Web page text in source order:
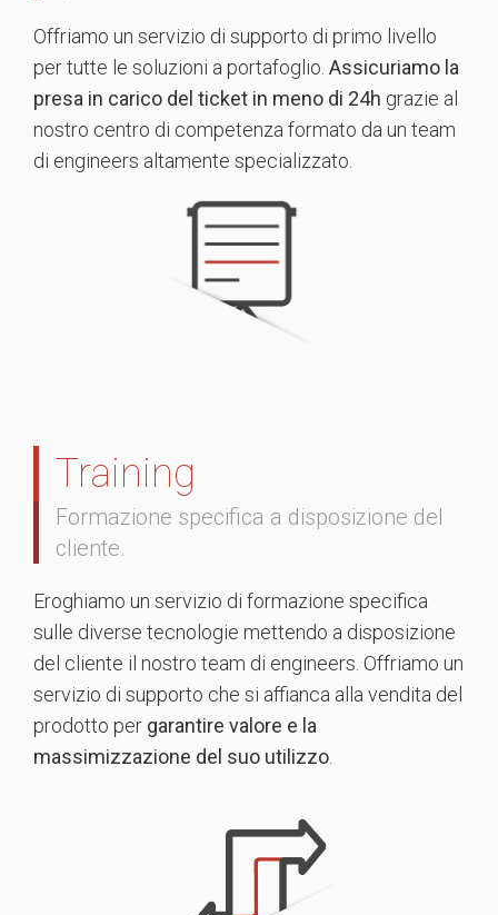
Offriamo un servizio di supporto di primo livello
per tutte le soluzioni a portafoglio. Assicuriamo la
presa in carico del ticket in meno di 24h grazie al
nostro centro di competenza formato da un team
di engineers altamente specializzato.
Training
Formazione specifica a disposizione del
cliente.
Eroghiamo un servizio di formazione specifica
sulle diverse tecnologie mettendo a disposizione
del cliente il nostro team di engineers. Offriamo un
servizio di supporto che si affianca alla vendita del
prodotto per garantire valore e la
massimizzazione del suo utilizzo.